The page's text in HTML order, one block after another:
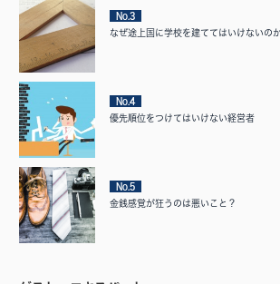
No.3
なぜ途上国に学校を建ててはいけないの
No.4
優先順位をつけてはいけない経営者
No.5
金銭感覚が狂うのは悪いこと？